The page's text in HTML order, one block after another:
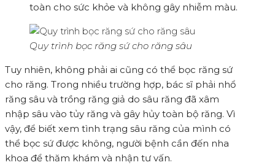
toàn cho sức khỏe và không gây nhiễm màu.
Quy trình bọc răng sứ cho răng sâu
Tuy nhiên, không phải ai cũng có thể bọc răng sứ
cho răng. Trong nhiều trường hợp, bác sĩ phải nhổ
răng sâu và trồng răng giả do sâu răng đã xâm
nhập sâu vào tủy răng và gây hủy toàn bộ răng. Vì
vậy, để biết xem tình trạng sâu răng của mình có
thể bọc sứ được không, người bệnh cần đến nha
khoa để thăm khám và nhận tư vấn.